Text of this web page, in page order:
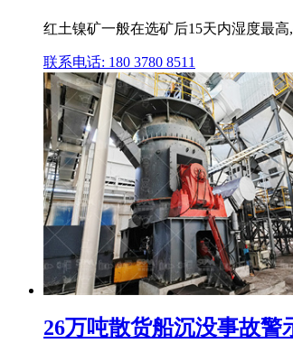
红土镍矿一般在选矿后15天内湿度最
联系电话: 180 3780 8511
26万吨散货船沉没事故